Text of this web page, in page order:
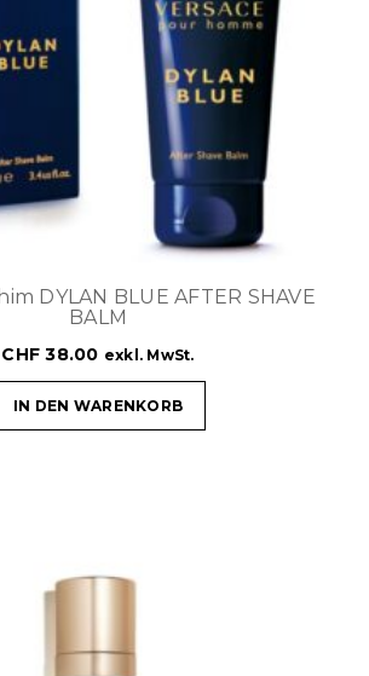
DYLAN BLUE AFTER SHAVE
BALM
CHF 38.00 exkl. MwSt.
IN DEN WARENKORB